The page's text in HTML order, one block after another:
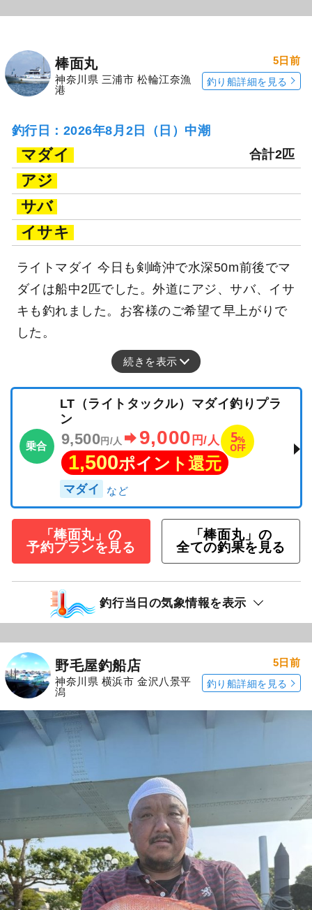
棒面丸
神奈川県 三浦市 松輪江奈漁
港
5日前
釣り船詳細を見る
釣行日：2026年8月2日（日）中潮
マダイ 合計2匹
アジ
サバ
イサキ
ライトマダイ 今日も剣崎沖で水深50m前後でマ
ダイは船中2匹でした。外道にアジ、サバ、イサ
キも釣れました。お客様のご希望て早上がりで
した。
続きを表示
乗合
LT（ライトタックル）マダイ釣りプラ
ン
9,500 円/人 9,000 円/人 5%
OFF
1,500ポイント還元
マダイ
「棒面丸」の
予約プランを見る
「棒面丸」の
全ての釣果を見る
釣行当日の気象情報を表示
野毛屋釣船店
神奈川県 横浜市 金沢八景平
潟
5日前
釣り船詳細を見る